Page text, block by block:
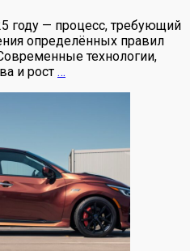
году — процесс, требующий
определённых правил
технологии,
и рост …